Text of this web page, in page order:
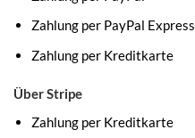
Zahlung per PayPal Express
Zahlung per Kreditkarte
Über Stripe
Zahlung per Kreditkarte